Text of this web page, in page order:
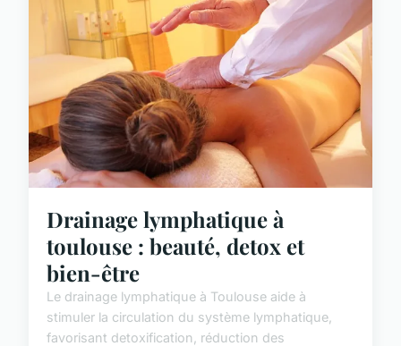
Drainage lymphatique à
toulouse : beauté, detox et
bien-être
Le drainage lymphatique à Toulouse aide à
stimuler la circulation du système lymphatique,
favorisant detoxification, réduction des